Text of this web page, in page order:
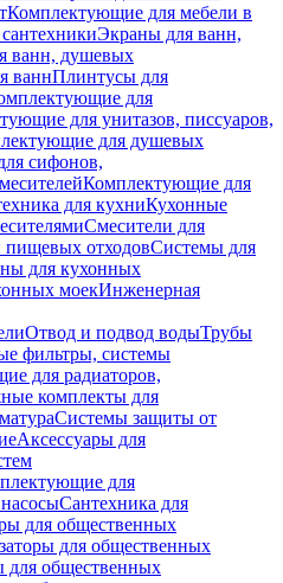
Комплектующие для мебели в
Экраны для ванн,
ванн, душевых
ваннПлинтусы для
для
для унитазов, писсуаров,
для душевых
сифонов,
Комплектующие для
для кухниКухонные
Смесители для
пищевых отходовСистемы для
для кухонных
моекИнженерная
Отвод и подвод водыТрубы
фильтры, системы
для радиаторов,
комплекты для
Системы защиты от
Аксессуары для
для
Сантехника для
для общественных
для общественных
для общественных